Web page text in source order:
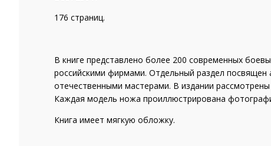
176 страниц.
В книге представлено более 200 современных
российскими фирмами. Отдельный раздел
отечественными мастерами. В издании
Каждая модель ножа проиллюстрирована
Книга имеет мягкую обложку.